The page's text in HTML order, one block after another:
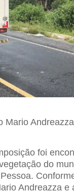
Mario
foi
do
Andreazza e